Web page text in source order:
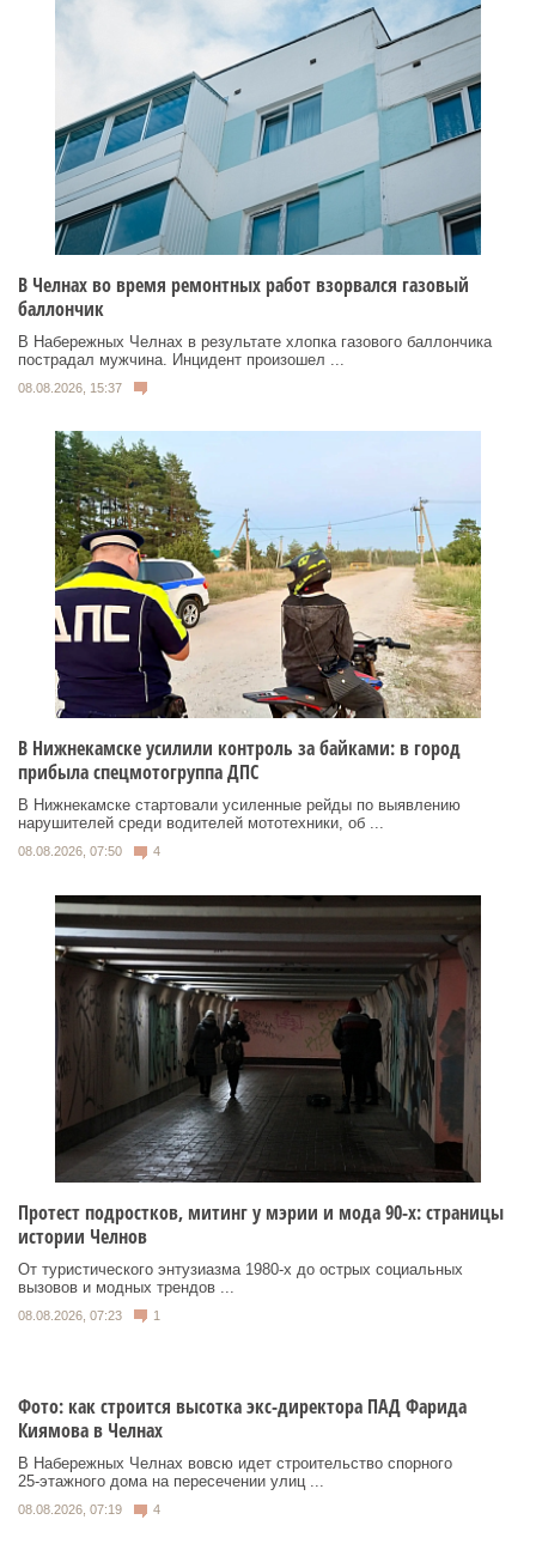
В Челнах во время ремонтных работ взорвался газовый
баллончик
В Набережных Челнах в результате хлопка газового баллончика
пострадал мужчина. Инцидент произошел ...
08.08.2026, 15:37
В Нижнекамске усилили контроль за байками: в город
прибыла спецмотогруппа ДПС
В Нижнекамске стартовали усиленные рейды по выявлению
нарушителей среди водителей мототехники, об ...
08.08.2026, 07:50 4
Протест подростков, митинг у мэрии и мода 90-х: страницы
истории Челнов
От туристического энтузиазма 1980‑х до острых социальных
вызовов и модных трендов ...
08.08.2026, 07:23 1
Фото: как строится высотка экс-директора ПАД Фарида
Киямова в Челнах
В Набережных Челнах вовсю идет строительство спорного
25‑этажного дома на пересечении улиц ...
08.08.2026, 07:19 4